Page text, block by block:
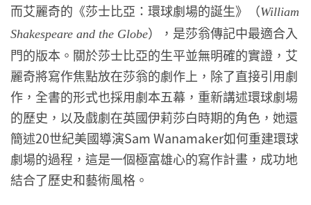
而艾麗奇的《莎士比亞：環球劇場的誕生》（William
Shakespeare and the Globe），是莎翁傳記中最適合入
門的版本。關於莎士比亞的生平並無明確的實證，艾
麗奇將寫作焦點放在莎翁的劇作上，除了直接引用劇
作，全書的形式也採用劇本五幕，重新講述環球劇場
的歷史，以及戲劇在英國伊莉莎白時期的角色，她還
簡述20世紀美國導演Sam Wanamaker如何重建環球
劇場的過程，這是一個極富雄心的寫作計畫，成功地
結合了歷史和藝術風格。